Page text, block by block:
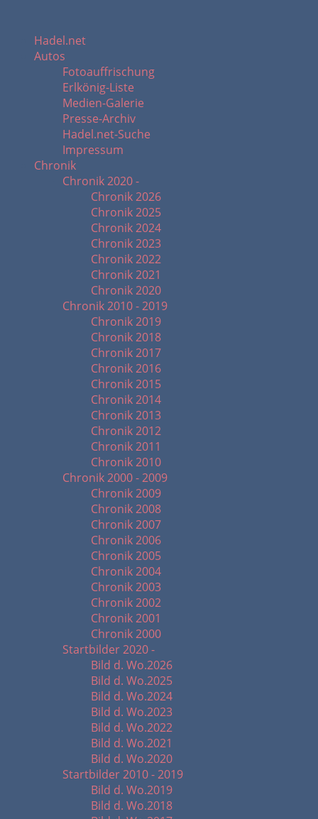
Hadel.net
Autos
Fotoauffrischung
Erlkönig-Liste
Medien-Galerie
Presse-Archiv
Hadel.net-Suche
Impressum
Chronik
Chronik 2020 -
Chronik 2026
Chronik 2025
Chronik 2024
Chronik 2023
Chronik 2022
Chronik 2021
Chronik 2020
Chronik 2010 - 2019
Chronik 2019
Chronik 2018
Chronik 2017
Chronik 2016
Chronik 2015
Chronik 2014
Chronik 2013
Chronik 2012
Chronik 2011
Chronik 2010
Chronik 2000 - 2009
Chronik 2009
Chronik 2008
Chronik 2007
Chronik 2006
Chronik 2005
Chronik 2004
Chronik 2003
Chronik 2002
Chronik 2001
Chronik 2000
Startbilder 2020 -
Bild d. Wo.2026
Bild d. Wo.2025
Bild d. Wo.2024
Bild d. Wo.2023
Bild d. Wo.2022
Bild d. Wo.2021
Bild d. Wo.2020
Startbilder 2010 - 2019
Bild d. Wo.2019
Bild d. Wo.2018